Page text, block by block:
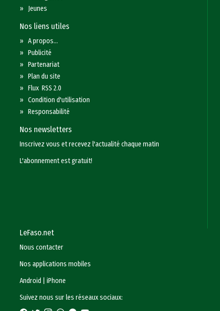
» Jeunes
Nos liens utiles
»A propos...
»Publicité
»Partenariat
»Plan du site
»Flux RSS 2.0
»Condition d'utilisation
»Responsabilité
Nos newsletters
Inscrivez vous et recevez l'actualité chaque matin
L'abonnement est gratuit!
LeFaso.net
Nous contacter
Nos applications mobiles
Android
|iPhone
Suivez nous sur les réseaux sociaux: